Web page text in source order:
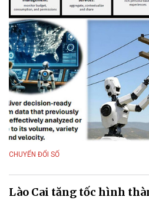
CHUYỂN ĐỔI SỐ
Lào Cai tăng tốc hình